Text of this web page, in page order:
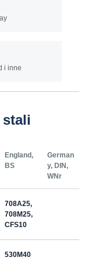
i inne
England,
BS
German
y, DIN,
WNr
708A25,
708M25,
CFS10
530M40